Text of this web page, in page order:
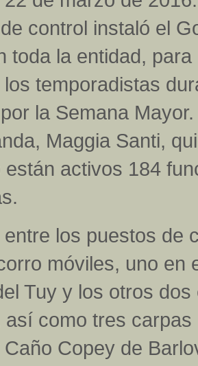
control instaló el
toda la entidad,
los temporadistas
la Semana
Maggia Santi,
están activos 184
los puestos de
móviles, uno en
Tuy y los otros
así como tres
Copey de